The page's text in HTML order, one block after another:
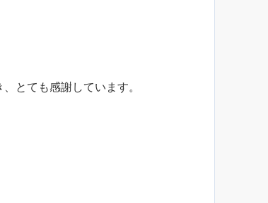
とても感謝しています。